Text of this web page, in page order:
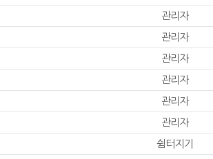
관리자
관리자
관리자
관리자
관리자
관리자
쉼터지기